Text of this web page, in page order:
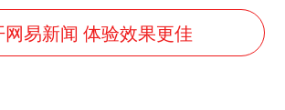
万岁山接盘烂尾恒大文旅城
网易新闻 体验效果更佳